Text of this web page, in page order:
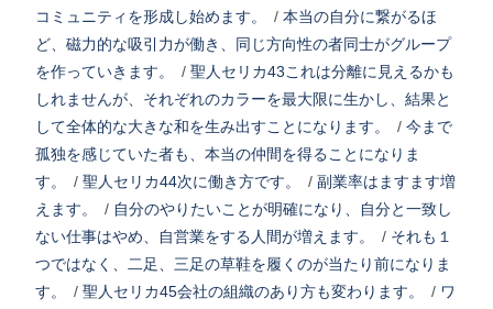
コミュニティを形成し始めます。
/ 本当の自分に繋がるほ
ど、磁力的な吸引力が働き、同じ方向性の者同士がグループ
を作っていきます。
/ 聖人セリカ43これは分離に見えるかも
しれませんが、それぞれのカラーを最大限に生かし、結果と
して全体的な大きな和を生み出すことになります。
/ 今まで
孤独を感じていた者も、本当の仲間を得ることになりま
す。
/ 聖人セリカ44次に働き方です。 / 副業率はますます増
えます。
/ 自分のやりたいことが明確になり、自分と一致し
ない仕事はやめ、自営業をする人間が増えます。
/ それも１
つではなく、二足、三足の草鞋を履くのが当たり前になりま
す。
/ 聖人セリカ45会社の組織のあり方も変わります。 / ワ